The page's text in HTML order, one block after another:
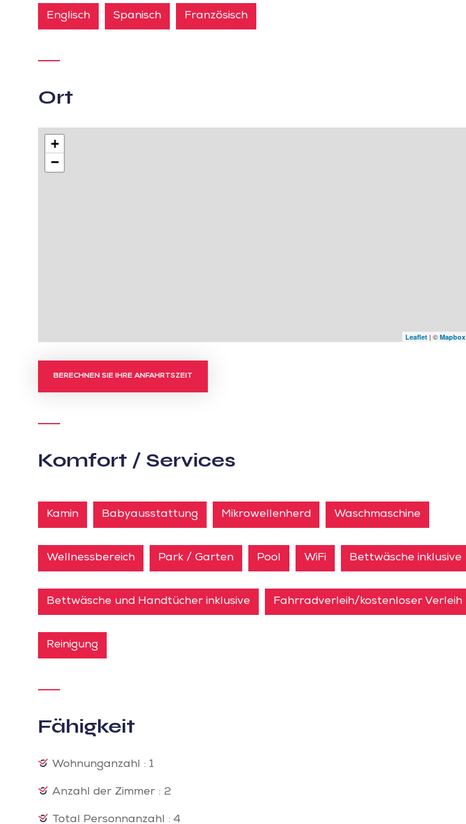
Englisch Spanisch Französisch
Ort
+
−
Leaflet | © Mapbox
BERECHNEN SIE IHRE ANFAHRTSZEIT
Komfort / Services
Kamin Babyausstattung Mikrowellenherd Waschmaschine
Wellnessbereich Park / Garten Pool WiFi Bettwäsche inklusive
Bettwäsche und Handtücher inklusive Fahrradverleih/kostenloser Verleih
Reinigung
Fähigkeit
Wohnunganzahl : 1
Anzahl der Zimmer : 2
Total Personnanzahl : 4